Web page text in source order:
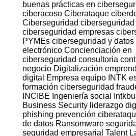
buenas prácticas en
ciberacoso Ciberataque
Ciberseguridad ciberseguridad
ciberseguridad empresas
PYMEs ciberseguridad y datos
electrónico Concienciación en
ciberseguridad consultoria
negocio Digitalización
digital
Empresa equipo INTK
formación ciberseguridad
INCIBE Ingeniería social
Business Security liderazgo
phishing prevención
de datos Ransomware
seguridad empresarial Talent